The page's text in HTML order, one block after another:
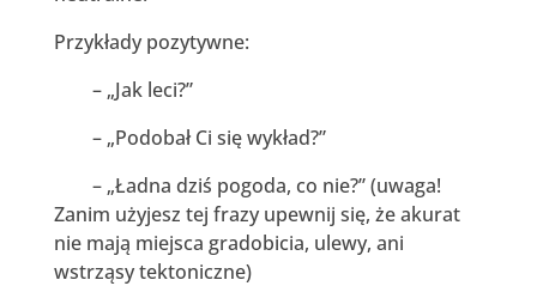
Przykłady pozytywne:
– „Jak leci?”
– „Podobał Ci się wykład?”
– „Ładna dziś pogoda, co nie?” (uwaga!
Zanim użyjesz tej frazy upewnij się, że akurat
nie mają miejsca gradobicia, ulewy, ani
wstrząsy tektoniczne)